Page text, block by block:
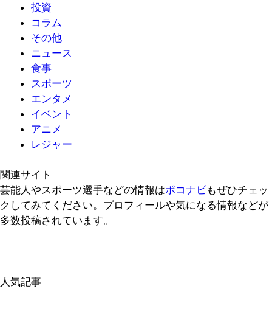
投資
コラム
その他
ニュース
食事
スポーツ
エンタメ
イベント
アニメ
レジャー
関連サイト
芸能人やスポーツ選手などの情報はポコナビもぜひチェッ
クしてみてください。プロフィールや気になる情報などが
多数投稿されています。
人気記事